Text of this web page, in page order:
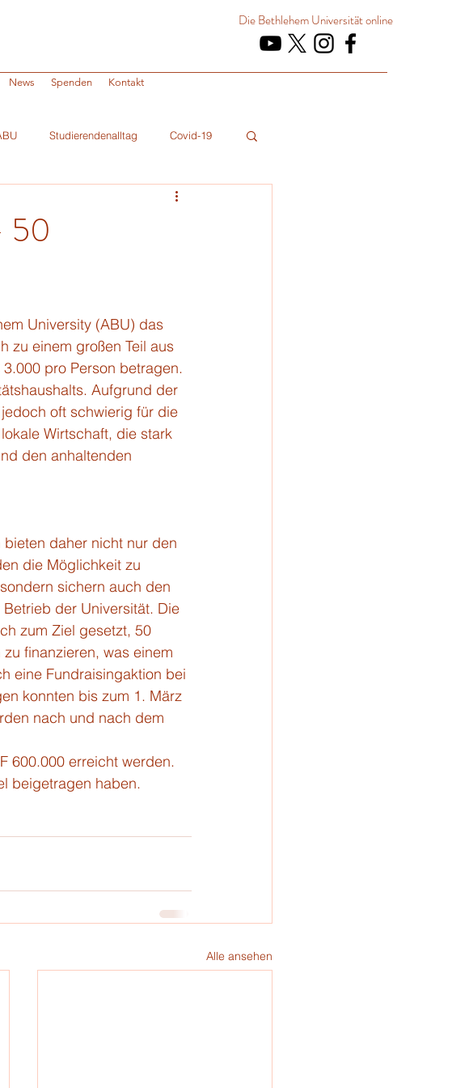
Die Bethlehem Universitätonline
News Spenden Kontakt
Studierendenalltag Covid-19
50
University (ABU) das
zu einem großen Teil aus
pro Person betragen.
Aufgrund der
oft schwierig für die
Wirtschaft, die stark
den anhaltenden
bieten daher nicht nur den
die Möglichkeit zu
sichern auch den
der Universität. Die
zum Ziel gesetzt, 50
finanzieren, was einem
eine Fundraisingaktion bei
konnten bis zum 1. März
nach und nach dem
600.000 erreicht werden.
beigetragen haben.
Alle ansehen